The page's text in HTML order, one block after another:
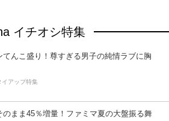
イチオシ特集
てんこ盛り！尊すぎる男子の純情ラブに胸
イアップ特集
のまま45％増量！ファミマ夏の大盤振る舞